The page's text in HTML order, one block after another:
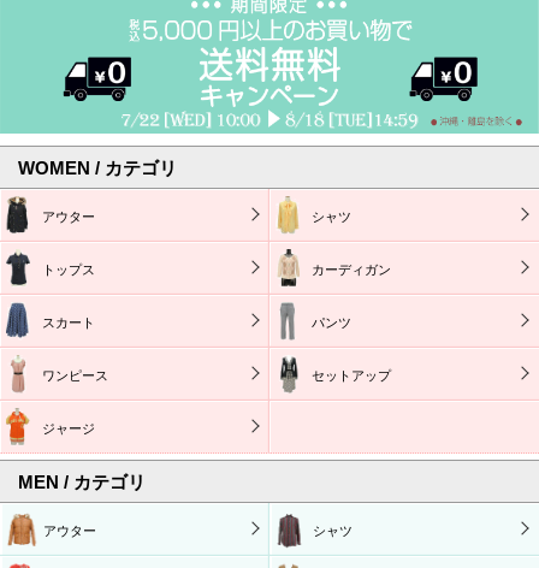
WOMEN / カテゴリ
アウター シャツ
トップス カーディガン
スカート パンツ
ワンピース セットアップ
ジャージ
MEN / カテゴリ
アウター シャツ